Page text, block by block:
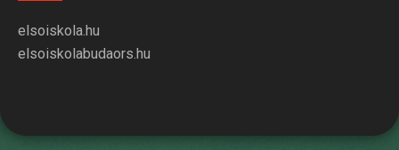
elsoiskola.hu
elsoiskolabudaors.hu